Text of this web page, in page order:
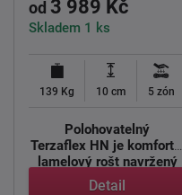
od 3 989 Kč
Skladem 1 ks
139 Kg 10 cm 5 zón
Polohovatelný
Terzaflex HN je komfortní
lamelový rošt navržený
pro ...
Detail